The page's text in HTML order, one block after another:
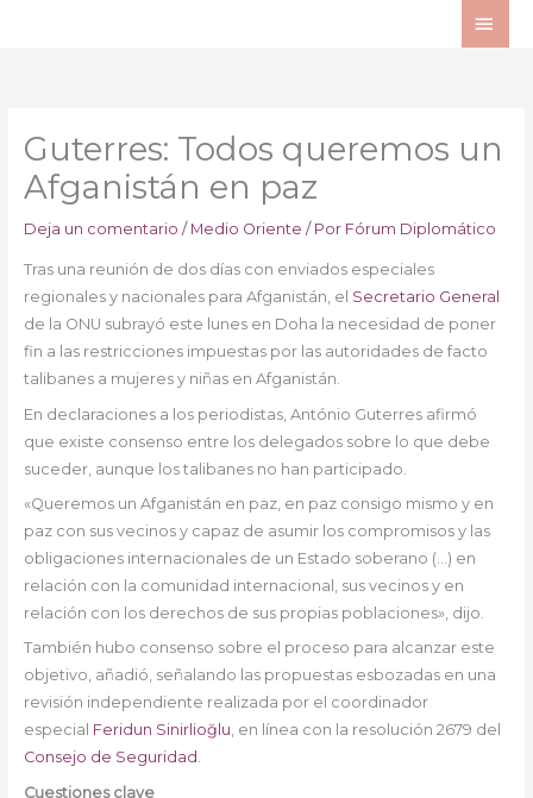
Guterres: Todos queremos un
Afganistán en paz
Deja un comentario / Medio Oriente / Por Fórum Diplomático
Tras una reunión de dos días con enviados especiales
regionales y nacionales para Afganistán, el Secretario General
de la ONU subrayó este lunes en Doha la necesidad de poner
fin a las restricciones impuestas por las autoridades de facto
talibanes a mujeres y niñas en Afganistán.
En declaraciones a los periodistas, António Guterres afirmó
que existe consenso entre los delegados sobre lo que debe
suceder, aunque los talibanes no han participado.
«Queremos un Afganistán en paz, en paz consigo mismo y en
paz con sus vecinos y capaz de asumir los compromisos y las
obligaciones internacionales de un Estado soberano (…) en
relación con la comunidad internacional, sus vecinos y en
relación con los derechos de sus propias poblaciones», dijo.
También hubo consenso sobre el proceso para alcanzar este
objetivo, añadió, señalando las propuestas esbozadas en una
revisión independiente realizada por el coordinador
especial Feridun Sinirlioğlu, en línea con la resolución 2679 del
Consejo de Seguridad .
Cuestiones clave